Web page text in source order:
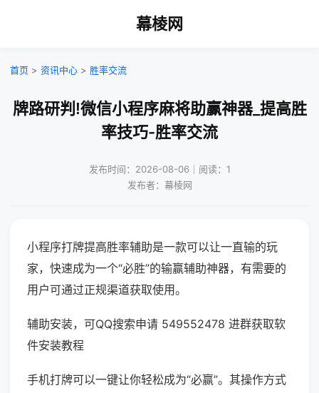
幕棱网
首页 > 资讯中心 > 胜率交流
牌路研判!微信小程序麻将助赢神器_提高胜
率技巧-胜率交流
发布时间：2026-08-06｜阅读：1
发布者：幕棱网
小程序打牌提高胜率辅助是一款可以让一直输的玩
家，快速成为一个“必胜”的输赢辅助神器，有需要的
用户可通过正规渠道获取使用。
辅助安装，可QQ搜索申请 549552478 进群获取软
件安装教程
手机打牌可以一键让你轻松成为“必赢”。其操作方式